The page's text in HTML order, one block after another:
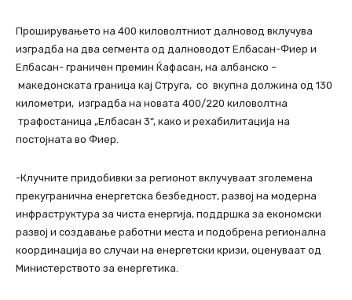
Проширувањето на 400 киловолтниот далновод вклучува
изградба на два сегмента од далноводот Елбасан-Фиер и
Елбасан- граничен премин Ќафасан, на албанско –
македонската граница кај Струга, со вкупна должина од 130
километри, изградба на новата 400/220 киловолтна
трафостаница „Елбасан 3“, како и рехабилитација на
постојната во Фиер.
-Клучните придобивки за регионот вклучуваат зголемена
прекугранична енергетска безбедност, развој на модерна
инфраструктура за чиста енергија, поддршка за економски
развој и создавање работни места и подобрена регионална
координација во случаи на енергетски кризи, оценуваат од
Министерството за енергетика.